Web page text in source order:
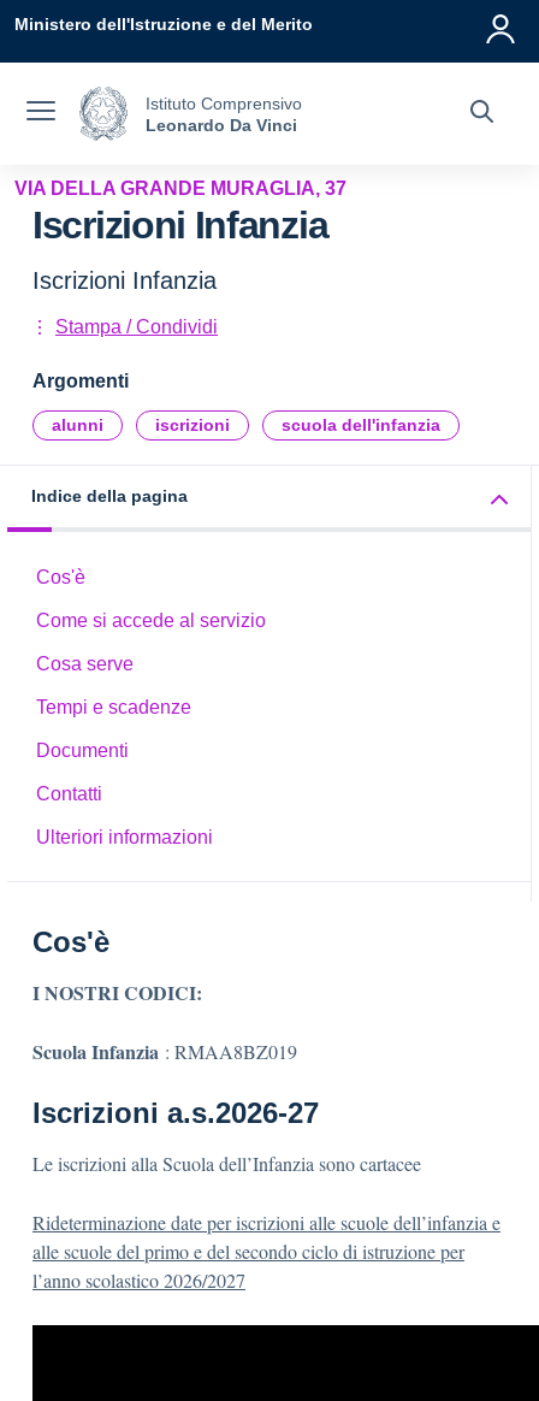
Ministero dell'Istruzione e del Merito
Istituto Comprensivo
Leonardo Da Vinci
VIA DELLA GRANDE MURAGLIA, 37
Iscrizioni Infanzia
Iscrizioni Infanzia
Stampa / Condividi
Argomenti
alunni iscrizioni scuola dell'infanzia
Indice della pagina
Cos'è
Come si accede al servizio
Cosa serve
Tempi e scadenze
Documenti
Contatti
Ulteriori informazioni
Cos'è
I NOSTRI CODICI:
Scuola Infanzia : RMAA8BZ019
Iscrizioni a.s.2026-27
Le iscrizioni alla Scuola dell’Infanzia sono cartacee
Rideterminazione date per iscrizioni alle scuole dell’infanzia e
alle scuole del primo e del secondo ciclo di istruzione per
l’anno scolastico 2026/2027